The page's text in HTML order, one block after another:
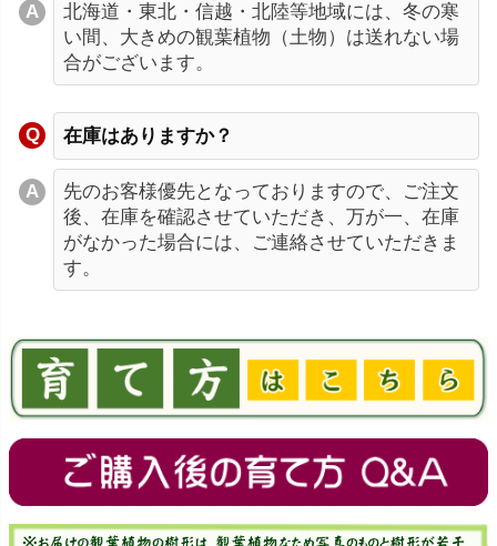
北海道・東北・信越・北陸等地域には、冬の寒
い間、大きめの観葉植物（土物）は送れない場
合がございます。
在庫はありますか？
先のお客様優先となっておりますので、ご注文
後、在庫を確認させていただき、万が一、在庫
がなかった場合には、ご連絡させていただきま
す。